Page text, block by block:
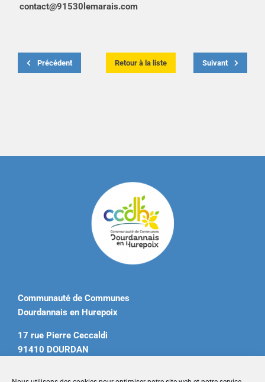
contact@91530lemarais.com
Précédent Retour à la liste Suivant
Communauté de Communes
Dourdannais en Hurepoix
17 rue Pierre Ceccaldi
91410 DOURDAN